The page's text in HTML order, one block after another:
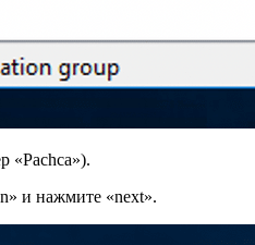
«Pachca»).
и нажмите «next».